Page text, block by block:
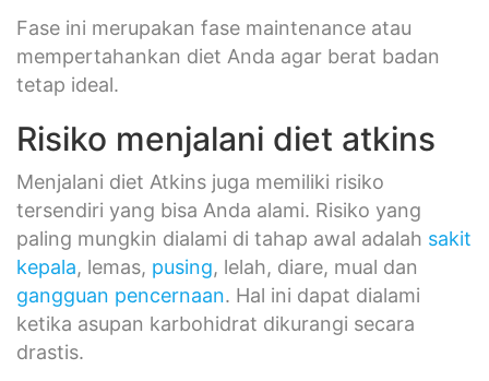
Fase ini merupakan fase maintenance atau
mempertahankan diet Anda agar berat badan
tetap ideal.
Risiko menjalani diet atkins
Menjalani diet Atkins juga memiliki risiko
tersendiri yang bisa Anda alami. Risiko yang
paling mungkin dialami di tahap awal adalah sakit
kepala, lemas, pusing, lelah, diare, mual dan
gangguan pencernaan. Hal ini dapat dialami
ketika asupan karbohidrat dikurangi secara
drastis.